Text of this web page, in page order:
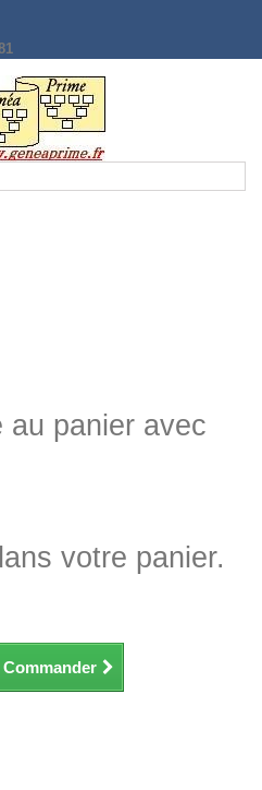
au panier avec
votre panier.
Commander